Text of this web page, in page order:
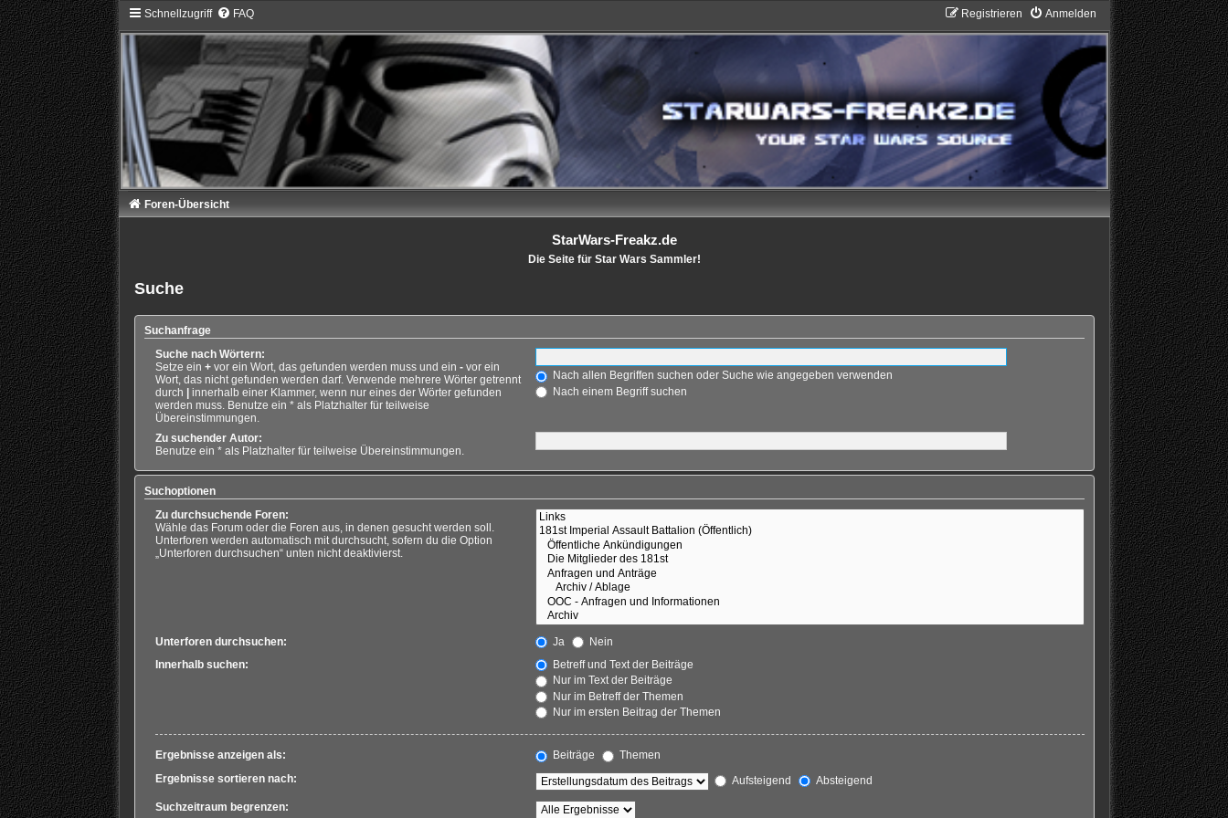
Schnellzugriff FAQ Anmelden
Registrieren
Foren-Übersicht
StarWars-Freakz.de
Die Seite für Star Wars Sammler!
Suche
Suchanfrage
Suche nach Wörtern:
Setze ein +vor ein Wort, das gefunden werden muss und ein -vor ein
Wort, das nicht gefunden werden darf. Verwende mehrere Wörter getrennt
durch
innerhalb einer Klammer, wenn nur eines der Wörter gefunden
werden muss. Benutze ein * als Platzhalter für teilweise
Übereinstimmungen.
Nach allen Begriffen suchen oder Suche wie angegeben verwenden
Nach einem Begriff suchen
Zu suchender Autor:
Benutze ein * als Platzhalter für teilweise Übereinstimmungen.
Suchoptionen
Zu durchsuchende Foren:
Wähle das Forum oder die Foren aus, in denen gesucht werden soll.
Unterforen werden automatisch mit durchsucht, sofern du die Option
„Unterforen durchsuchen“ unten nicht deaktivierst.
Unterforen durchsuchen: Ja
Nein
Innerhalb suchen:
Betreff und Text der Beiträge
Nur im Text der Beiträge
Nur im Betreff der Themen
Nur im ersten Beitrag der Themen
Ergebnisse anzeigen als: Beiträge
Themen
Ergebnisse sortieren nach:
Aufsteigend Absteigend
Suchzeitraum begrenzen: